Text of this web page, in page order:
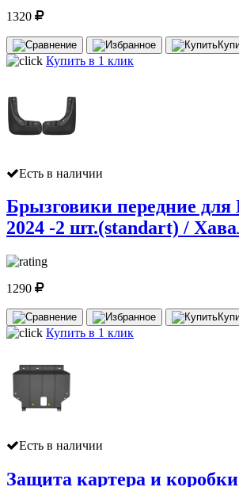
1320
Купить в 1 клик
Есть в наличии
Брызговики передние
2024 -2 шт.(standart) /
1290
Купить в 1 клик
Есть в наличии
Защита картера и